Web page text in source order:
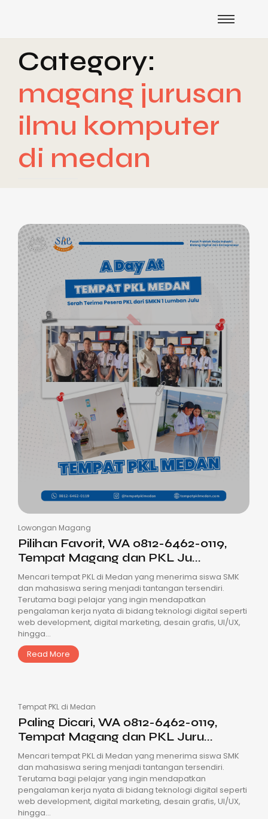
Category:
magang jurusan
ilmu komputer
di medan
Lowongan Magang
Pilihan Favorit, WA 0812-6462-0119,
Tempat Magang dan PKL Ju...
Mencari tempat PKL di Medan yang menerima siswa SMK
dan mahasiswa sering menjadi tantangan tersendiri.
Terutama bagi pelajar yang ingin mendapatkan
pengalaman kerja nyata di bidang teknologi digital seperti
web development, digital marketing, desain grafis, UI/UX,
hingga...
Read More
Tempat PKL di Medan
Paling Dicari, WA 0812-6462-0119,
Tempat Magang dan PKL Juru...
Mencari tempat PKL di Medan yang menerima siswa SMK
dan mahasiswa sering menjadi tantangan tersendiri.
Terutama bagi pelajar yang ingin mendapatkan
pengalaman kerja nyata di bidang teknologi digital seperti
web development, digital marketing, desain grafis, UI/UX,
hingga...